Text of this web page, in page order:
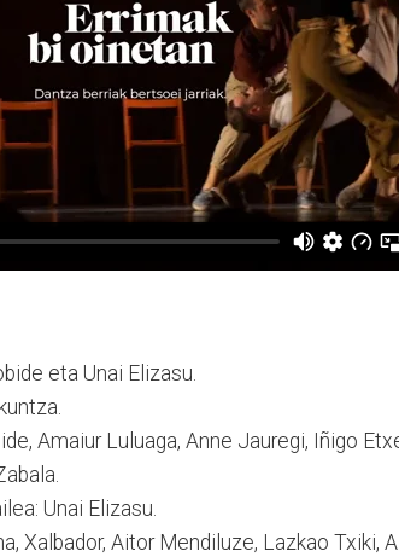
eta Unai Elizasu.
Amaiur Luluaga, Anne Jauregi, Iñigo
Unai Elizasu.
Xalbador, Aitor Mendiluze, Lazkao Txiki,